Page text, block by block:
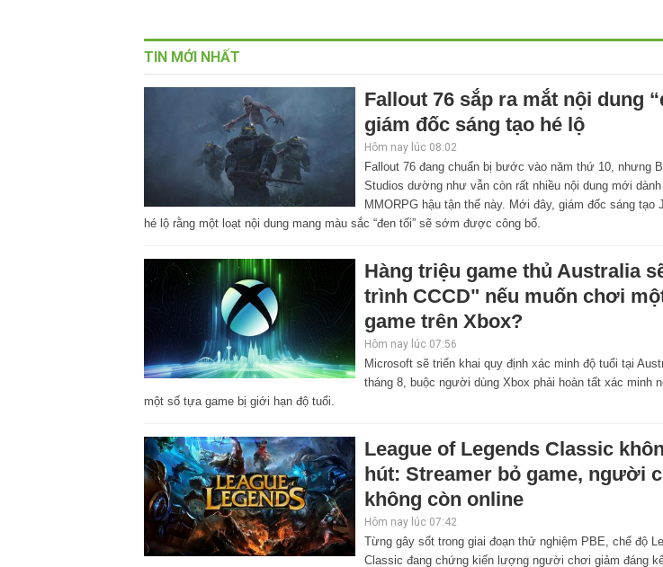
TIN MỚI NHẤT
Fallout 76 sắp ra mắt nội dung
giám đốc sáng tạo hé lộ
Hôm nay lúc 08:02
Fallout 76 đang chuẩn bị bước vào năm thứ 10, nhưng
Studios dường như vẫn còn rất nhiều nội dung mới
MMORPG hậu tận thế này. Mới đây, giám đốc sáng tạo
hé lộ rằng một loạt nội dung mang màu sắc “đen tối” sẽ sớm được công bố.
Hàng triệu game thủ Australia
trình CCCD" nếu muốn chơi
game trên Xbox?
Hôm nay lúc 07:56
Microsoft sẽ triển khai quy định xác minh độ tuổi tại
tháng 8, buộc người dùng Xbox phải hoàn tất xác minh
một số tựa game bị giới hạn độ tuổi.
League of Legends Classic
hút: Streamer bỏ game, người
không còn online
Hôm nay lúc 07:42
Từng gây sốt trong giai đoạn thử nghiệm PBE, chế độ
Classic đang chứng kiến lượng người chơi giảm đáng